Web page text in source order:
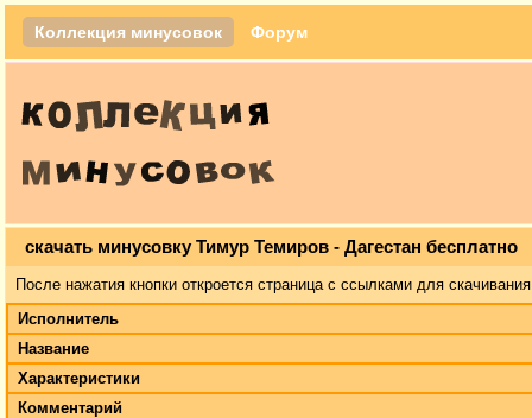
Коллекция минусовок Форум
скачать минусовку Тимур Темиров - Дагестан бесплатно
После нажатия кнопки откроется страница с ссылками для
Исполнитель
Название
Характеристики
Комментарий